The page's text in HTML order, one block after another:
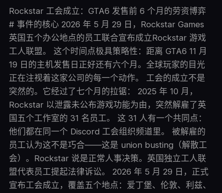
Rockstar 工会成立：GTA6 发售前 6 个月的劳资博弈
# 事件的核心 2026 年 5 月 29 日，Rockstar Games
英国五个办公地点的员工联合宣布成立Rockstar 游戏
工人联盟。 这个时间点极具策略性：距离 GTA6 11 月
19 日的主机发售日正好还有六个月。全球玩家的目光
正在注视着这家公司的每一个动作。 工会的成立不是
突然的。它经过了七个月的拉锯： 2025 年 10 月，
Rockstar 以泄露未公布游戏功能为由，突然解雇了英
国五个工作室的 31 名员工。 这 31 人有一个共同点：
他们都在同一个 Discord 工会组织频道里。 被解雇的
员工认为这不是巧合——这是 union busting（解散工
会）。Rockstar 说是正常人事决策。英国独立工人联
盟代表员工提起法律诉讼。 2026 年 5 月 29 日，正式
宣布工会成立，覆盖五个地点：爱丁堡、伦敦、利兹、